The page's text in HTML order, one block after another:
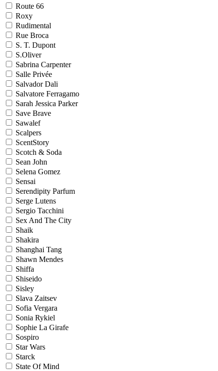
Route 66
Roxy
Rudimental
Rue Broca
S. T. Dupont
S.Oliver
Sabrina Carpenter
Salle Privée
Salvador Dali
Salvatore Ferragamo
Sarah Jessica Parker
Save Brave
Sawalef
Scalpers
ScentStory
Scotch & Soda
Sean John
Selena Gomez
Sensai
Serendipity Parfum
Serge Lutens
Sergio Tacchini
Sex And The City
Shaik
Shakira
Shanghai Tang
Shawn Mendes
Shiffa
Shiseido
Sisley
Slava Zaitsev
Sofia Vergara
Sonia Rykiel
Sophie La Girafe
Sospiro
Star Wars
Starck
State Of Mind